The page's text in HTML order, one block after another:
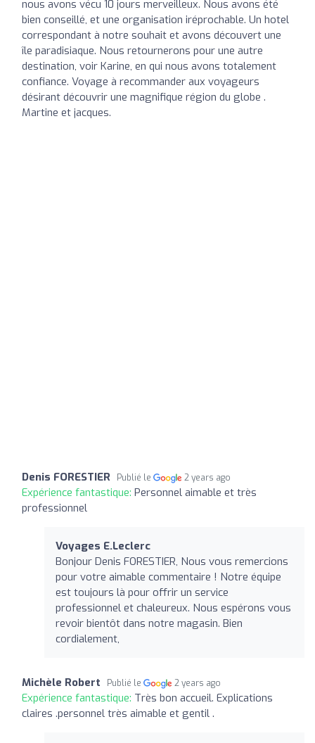
nous avons vécu 10 jours merveilleux. Nous avons été
bien conseillé, et une organisation iréprochable. Un hotel
correspondant à notre souhait et avons découvert une
île paradisiaque. Nous retournerons pour une autre
destination, voir Karine, en qui nous avons totalement
confiance. Voyage à recommander aux voyageurs
désirant découvrir une magnifique région du globe .
Martine et jacques.
Denis FORESTIER Publié le 2 years ago
Expérience fantastique: Personnel aimable et très
professionnel
Voyages E.Leclerc
Bonjour Denis FORESTIER, Nous vous remercions
pour votre aimable commentaire ! Notre équipe
est toujours là pour offrir un service
professionnel et chaleureux. Nous espérons vous
revoir bientôt dans notre magasin. Bien
cordialement,
Michèle Robert Publié le 2 years ago
Expérience fantastique: Très bon accueil. Explications
claires .personnel très aimable et gentil .